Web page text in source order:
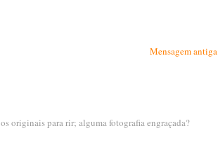
Mensagem antiga
originais para rir; alguma fotografia engraçada?